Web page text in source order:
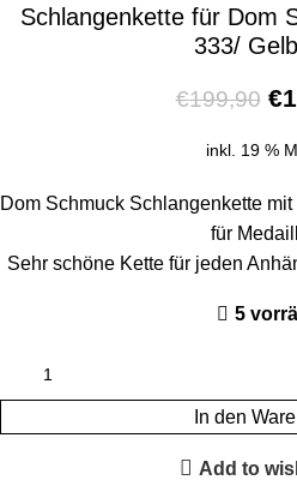
Schlangenkette für Dom
333/
€199,90 €
inkl. 19 %
Dom Schmuck Schlangenkette
für
Sehr schöne Kette für jeden
5
In den
Add to